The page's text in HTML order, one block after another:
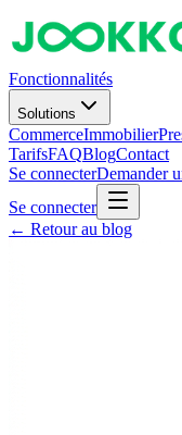
Fonctionnalités
Solutions
CommerceImmobilier
TarifsFAQBlogContact
Se connecterDemander
Se connecter
← Retour au blog